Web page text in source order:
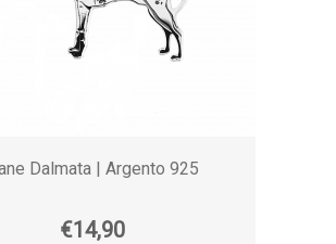
Dalmata | Argento 925
€14,90